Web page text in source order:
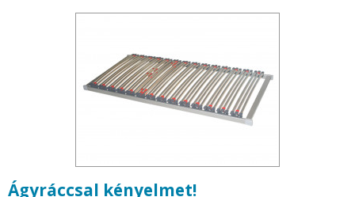
Ágyráccsal kényelmet!